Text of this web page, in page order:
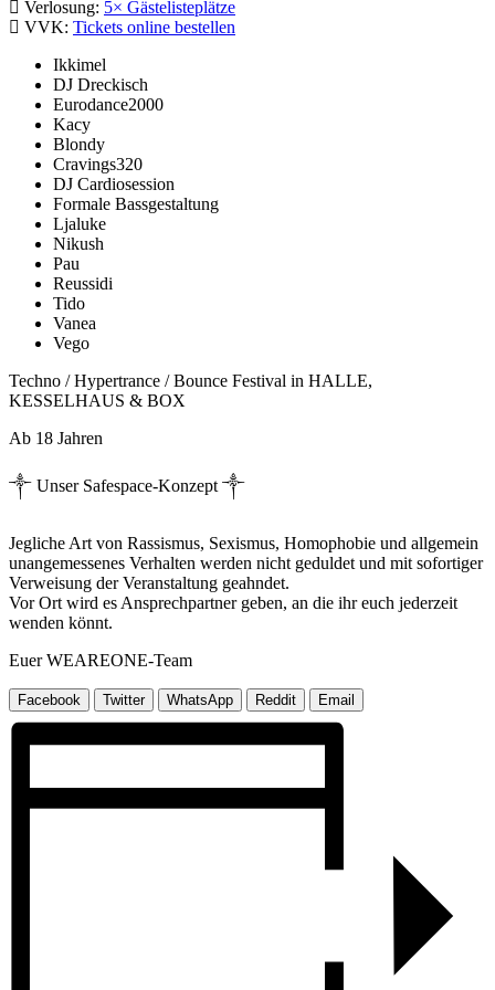
Verlosung: 5× Gästelisteplätze
VVK: Tickets online bestellen
Ikkimel
DJ Dreckisch
Eurodance2000
Kacy
Blondy
Cravings320
DJ Cardiosession
Formale Bassgestaltung
Ljaluke
Nikush
Pau
Reussidi
Tido
Vanea
Vego
Techno / Hypertrance / Bounce Festival in HALLE,
KESSELHAUS & BOX
Ab 18 Jahren
༒ Unser Safespace-Konzept ༒
Jegliche Art von Rassismus, Sexismus, Homophobie und allgemein
unangemessenes Verhalten werden nicht geduldet und mit sofortiger
Verweisung der Veranstaltung geahndet.
Vor Ort wird es Ansprechpartner geben, an die ihr euch jederzeit
wenden könnt.
Euer WEAREONE-Team
Facebook Twitter WhatsApp Reddit Email